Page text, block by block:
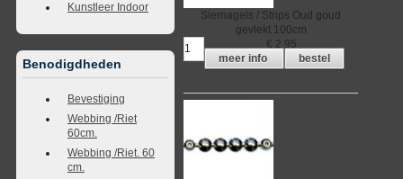
Kunstleer Indoor
Benodigdheden
Bevestiging
Webbing /Riet
60cm.
Webbing /Riet. 60
cm.
Siernagels / Strips Oud goud
gevlekt 100cm
€ 2,95
meer info
bestel